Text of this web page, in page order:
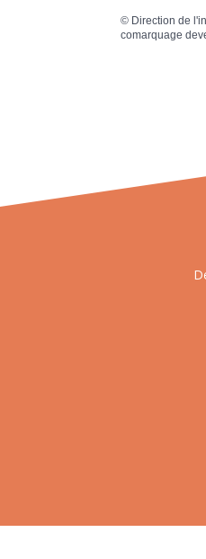
© Direction de
comarquage